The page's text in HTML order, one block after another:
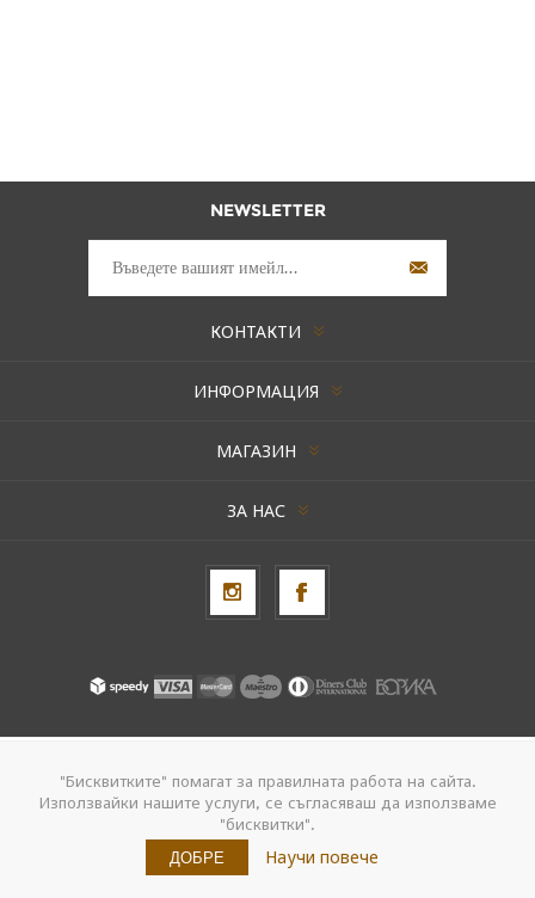
NEWSLETTER
КОНТАКТИ
ИНФОРМАЦИЯ
МАГАЗИН
ЗА НАС
Авторски права © 2026 AxentBox. Всички права запазени.
Powered by nopCommerce
Създадено от Navtech Group
"Бисквитките" помагат за правилната работа на сайта.
Използвайки нашите услуги, се съгласяваш да използваме
"бисквитки".
ДОБРЕ
Научи повече